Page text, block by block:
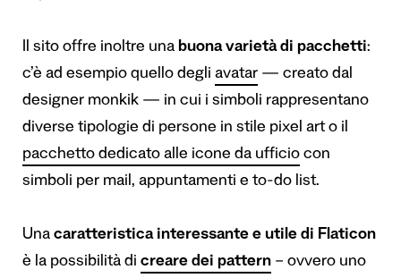
Il sito offre inoltre una buona varietà di pacchetti:
c’è ad esempio quello degli avatar — creato dal
designer monkik — in cui i simboli rappresentano
diverse tipologie di persone in stile pixel art o il
pacchetto dedicato alle icone da ufficio con
simboli per mail, appuntamenti e to-do list.
Una caratteristica interessante e utile di Flaticon
è la possibilità di creare dei pattern – ovvero uno